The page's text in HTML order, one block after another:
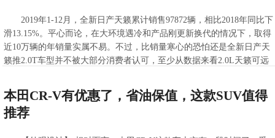
>>查看全文
2020-03-09 10:30:20
2019年1-12月，全新日产天籁累计销售97872辆，相比2018年同比下
滑13.15%。平心而论，在大环境遇冷和产品刚更新换代的情况下，取得
近10万辆的年销量实属不易。不过，比销量寒心的恐怕还是全新日产天
籁推2.0T车型并不被大部分消费者认可，至少从数据来看2.0L天籁可远
>>查看全文
本田CR-V有优惠了，省油保值，这款SUV值得
推荐